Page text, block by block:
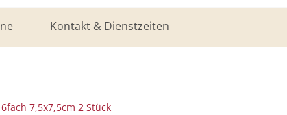
Kontakt & Dienstzeiten
7,5x7,5cm 2 Stück